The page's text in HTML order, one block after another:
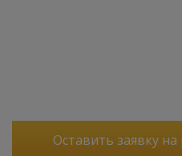
Оставить заявку на